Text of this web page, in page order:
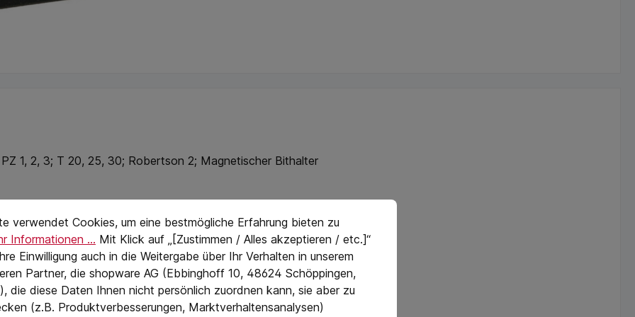
1, 2, 3; T 20, 25, 30; Robertson 2; Magnetischer Bithalter
verwendet Cookies, um eine bestmögliche Erfahrung bieten zu
Informationen ... Mit Klick auf „[Zustimmen / Alles akzeptieren / etc.]“
Einwilligung auch in die Weitergabe über Ihr Verhalten in unserem
Partner, die shopware AG (Ebbinghoff 10, 48624 Schöppingen,
die diese Daten Ihnen nicht persönlich zuordnen kann, sie aber zu
(z.B. Produktverbesserungen, Marktverhaltensanalysen)